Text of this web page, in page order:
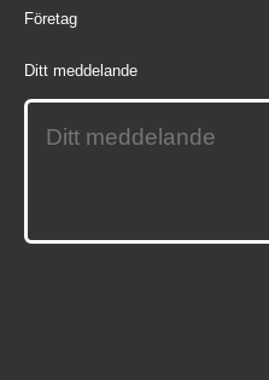
Företag
Ditt meddelande